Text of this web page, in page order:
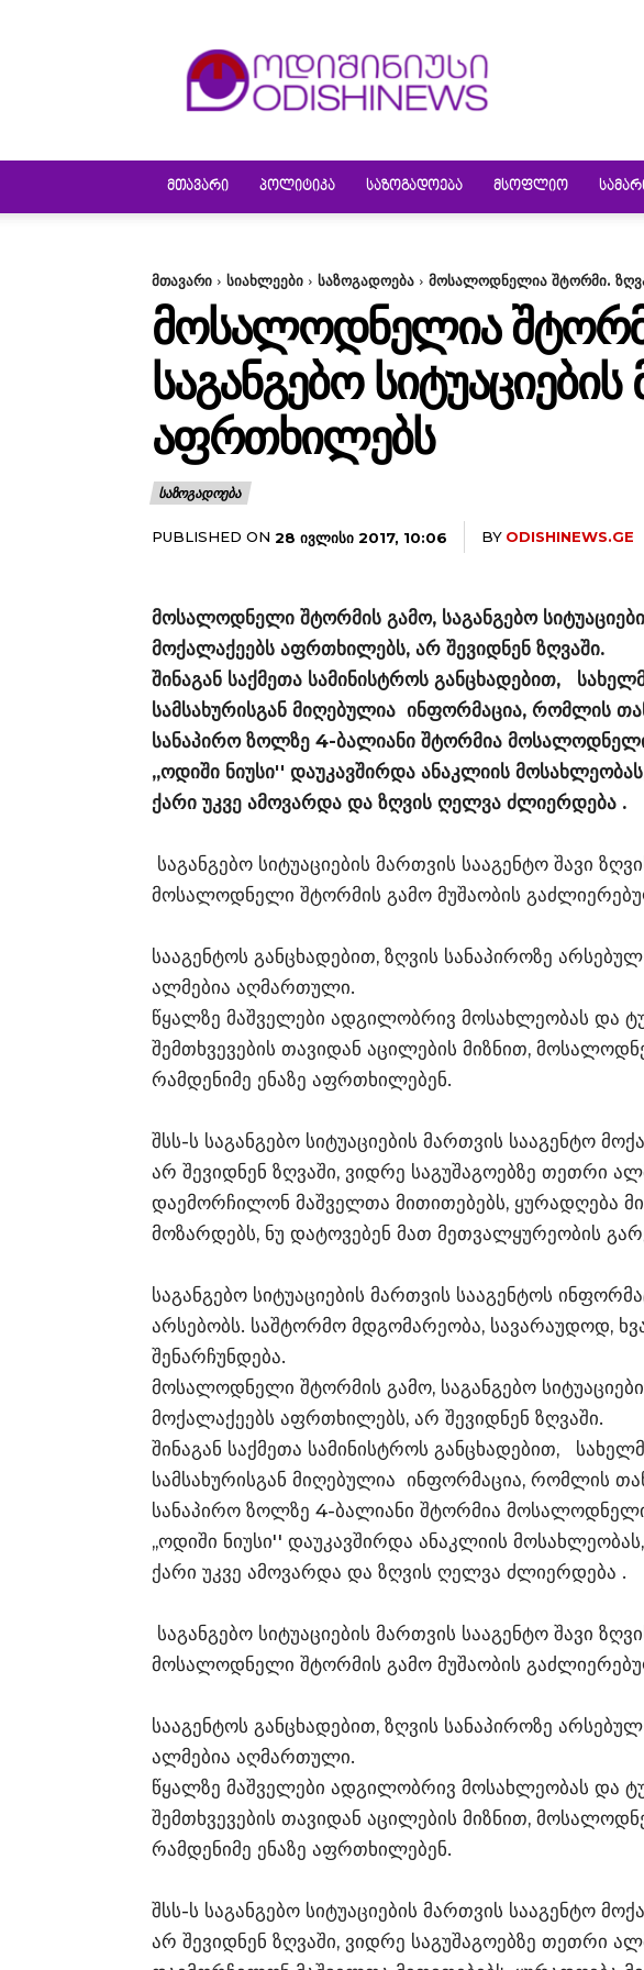
ᲛᲗᲐᲕᲐᲠᲘ ᲞᲝᲚᲘᲢᲘᲙᲐ ᲡᲐᲖᲝᲒᲐᲓᲝᲔᲑᲐ ᲛᲡᲝᲤᲚᲘᲝ
მთავარი სიახლეები საზოგადოება მოსალოდნელია შტორმი.
ᲛᲝᲡᲐᲚᲝᲓᲜᲔᲚᲘᲐ
ᲡᲐᲒᲐᲜᲒᲔᲑᲝ
ᲐᲤᲠᲗᲮᲘᲚᲔᲑᲡ
ᲡᲐᲖᲝᲒᲐᲓᲝᲔᲑᲐ
PUBLISHED ON 28 ᲘᲕᲚᲘᲡᲘ 2017, 10:06 BY ODISHINEWS.GE
მოსალოდნელი შტორმის გამო, საგანგებო
მოქალაქეებს აფრთხილებს, არ შევიდნენ ზღვაში.
შინაგან საქმეთა სამინისტროს განცხადებით,
სამსახურისგან მიღებულია ინფორმაცია, რომლის
სანაპირო ზოლზე 4-ბალიანი შტორმია
,,ოდიში ნიუსი'' დაუკავშირდა ანაკლიის
ქარი უკვე ამოვარდა და ზღვის ღელვა ძლიერდება .
საგანგებო სიტუაციების მართვის სააგენტო შავი
მოსალოდნელი შტორმის გამო მუშაობის
სააგენტოს განცხადებით, ზღვის სანაპიროზე
ალმებია აღმართული.
წყალზე მაშველები ადგილობრივ მოსახლეობას და
შემთხვევების თავიდან აცილების მიზნით,
რამდენიმე ენაზე აფრთხილებენ.
შსს-ს საგანგებო სიტუაციების მართვის სააგენტო
არ შევიდნენ ზღვაში, ვიდრე საგუშაგოებზე თეთრი
დაემორჩილონ მაშველთა მითითებებს, ყურადღება
მოზარდებს, ნუ დატოვებენ მათ მეთვალყურეობის
საგანგებო სიტუაციების მართვის სააგენტოს
არსებობს. საშტორმო მდგომარეობა, სავარაუდოდ,
შენარჩუნდება.
მოსალოდნელი შტორმის გამო, საგანგებო
მოქალაქეებს აფრთხილებს, არ შევიდნენ ზღვაში.
შინაგან საქმეთა სამინისტროს განცხადებით,
სამსახურისგან მიღებულია ინფორმაცია, რომლის
სანაპირო ზოლზე 4-ბალიანი შტორმია
,,ოდიში ნიუსი'' დაუკავშირდა ანაკლიის
ქარი უკვე ამოვარდა და ზღვის ღელვა ძლიერდება .
საგანგებო სიტუაციების მართვის სააგენტო შავი
მოსალოდნელი შტორმის გამო მუშაობის
სააგენტოს განცხადებით, ზღვის სანაპიროზე
ალმებია აღმართული.
წყალზე მაშველები ადგილობრივ მოსახლეობას და
შემთხვევების თავიდან აცილების მიზნით,
რამდენიმე ენაზე აფრთხილებენ.
შსს-ს საგანგებო სიტუაციების მართვის სააგენტო
არ შევიდნენ ზღვაში, ვიდრე საგუშაგოებზე თეთრი